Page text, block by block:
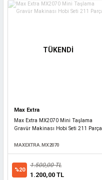
TÜKENDİ
Max Extra
Max Extra MX2070 Mini Taşlama
Gravür Makinası Hobi Seti 211 Parça
MAXEXTRA.MX2070
%20
1.500,00 TL
1.200,00 TL